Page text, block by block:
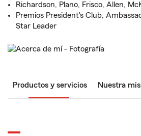
Richardson, Plano, Frisco, Allen,
Premios President's Club,
Star Leader
Productos y servicios Nuestra